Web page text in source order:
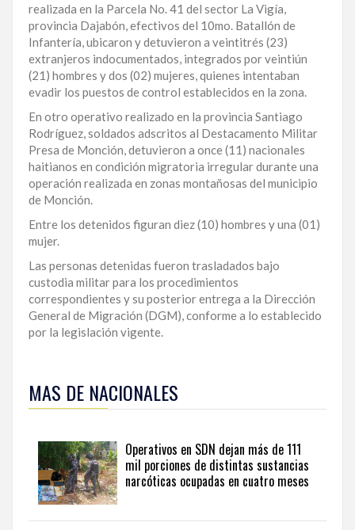
PUERTO
PLATA
CONTÁCTENOS
realizada en la Parcela No. 41 del sector La Vigía,
provincia Dajabón, efectivos del 10mo. Batallón de
Infantería, ubicaron y detuvieron a veintitrés (23)
extranjeros indocumentados, integrados por veintiún
(21) hombres y dos (02) mujeres, quienes intentaban
evadir los puestos de control establecidos en la zona.
En otro operativo realizado en la provincia Santiago
Rodríguez, soldados adscritos al Destacamento Militar
Presa de Monción, detuvieron a once (11) nacionales
haitianos en condición migratoria irregular durante una
operación realizada en zonas montañosas del municipio
de Monción.
Entre los detenidos figuran diez (10) hombres y una (01)
mujer.
Las personas detenidas fueron trasladados bajo
custodia militar para los procedimientos
correspondientes y su posterior entrega a la Dirección
General de Migración (DGM), conforme a lo establecido
por la legislación vigente.
esta
información
seguir
actualidad
del
país
desde
MAS DE NACIONALES
Operativos en SDN dejan más de 111
mil porciones de distintas sustancias
narcóticas ocupadas en cuatro meses